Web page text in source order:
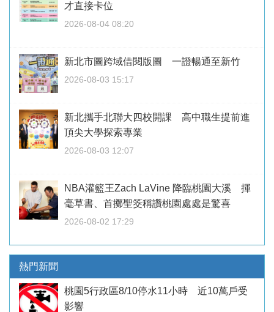
才直接卡位
2026-08-04 08:20
新北市圖跨域借閱版圖 一證暢通至新竹
2026-08-03 15:17
新北攜手北聯大四校開課 高中職生提前進
頂尖大學探索專業
2026-08-03 12:07
NBA灌籃王Zach LaVine 降臨桃園大溪 揮
毫草書、首擲聖筊稱讚桃園處處是驚喜
2026-08-02 17:29
熱門新聞
桃園5行政區8/10停水11小時 近10萬戶受
影響